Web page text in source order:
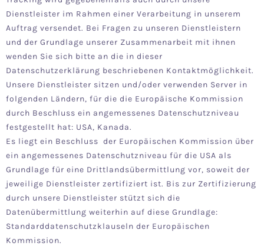
Dienstleister im Rahmen einer Verarbeitung in unserem
Auftrag versendet. Bei Fragen zu unseren Dienstleistern
und der Grundlage unserer Zusammenarbeit mit ihnen
wenden Sie sich bitte an die in dieser
Datenschutzerklärung beschriebenen Kontaktmöglichkeit.
Unsere Dienstleister sitzen und/oder verwenden Server in
folgenden Ländern, für die die Europäische Kommission
durch Beschluss ein angemessenes Datenschutzniveau
festgestellt hat: USA, Kanada.
Es liegt ein Beschluss der Europäischen Kommission über
ein angemessenes Datenschutzniveau für die USA als
Grundlage für eine Drittlandsübermittlung vor, soweit der
jeweilige Dienstleister zertifiziert ist. Bis zur Zertifizierung
durch unsere Dienstleister stützt sich die
Datenübermittlung weiterhin auf diese Grundlage:
Standarddatenschutzklauseln der Europäischen
Kommission.